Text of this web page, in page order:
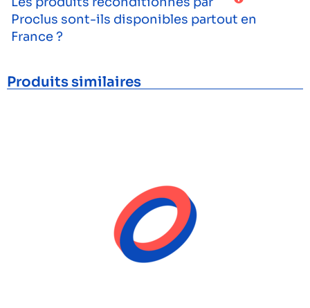
Proclus sont-ils disponibles partout en
France ?
Produits similaires